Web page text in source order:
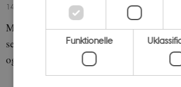
14. september 2023-Annika Christensen
Moderne tilgange til kulturarv i de
selvstyrende regioner kaster lys over
og nye traditioner.
Funktionelle